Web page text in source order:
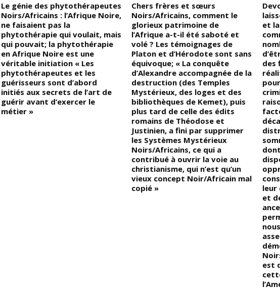
Le génie des phytothérapeutes
Noirs/Africains : l’Afrique Noire,
ne faisaient pas la
phytothérapie qui voulait, mais
qui pouvait; la phytothérapie
en Afrique Noire est une
véritable initiation « Les
phytothérapeutes et les
guérisseurs sont d’abord
initiés aux secrets de l’art de
guérir avant d’exercer le
métier »
Chers frères et sœurs
Noirs/Africains, comment le
glorieux patrimoine de
l’Afrique a-t-il été saboté et
volé ? Les témoignages de
Platon et d’Hérodote sont sans
équivoque; « La conquête
d’Alexandre accompagnée de la
destruction (des Temples
Mystérieux, des loges et des
bibliothèques de Kemet), puis
plus tard de celle des édits
romains de Théodose et
Justinien, a fini par supprimer
les Systèmes Mystérieux
Noirs/Africains, ce qui a
contribué à ouvrir la voie au
christianisme, qui n’est qu’un
vieux concept Noir/Africain mal
copié »
et
des
leur
et
est